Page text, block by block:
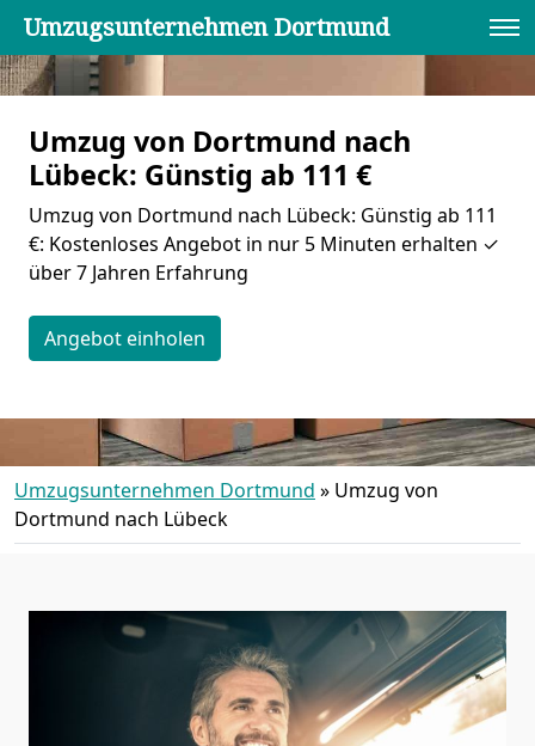
Umzugsunternehmen Dortmund
Umzug von Dortmund nach
Lübeck: Günstig ab 111 €
Umzug von Dortmund nach Lübeck: Günstig ab 111
€: Kostenloses Angebot in nur 5 Minuten erhalten ✓
über 7 Jahren Erfahrung
Angebot einholen
Umzugsunternehmen Dortmund » Umzug von
Dortmund nach Lübeck